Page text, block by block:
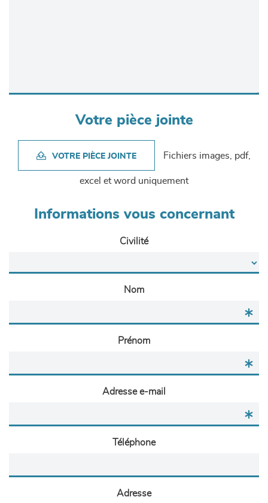
Votre pièce jointe
VOTRE PIÈCE JOINTE Fichiers images, pdf,
excel et word uniquement
Informations vous concernant
Civilité
Nom
Prénom
Adresse e-mail
Téléphone
Adresse